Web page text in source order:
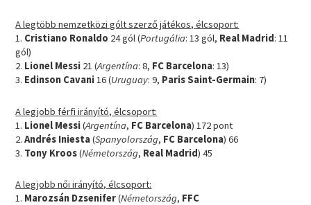
A legtöbb nemzetközi gólt szerző játékos, élcsoport:
1. Cristiano Ronaldo 24 gól (Portugália: 13 gól, Real Madrid: 11
gól)
2. Lionel Messi 21 (Argentína: 8, FC Barcelona: 13)
3. Edinson Cavani16 (Uruguay: 9, Paris Saint-Germain: 7)
A legjobb férfi irányító, élcsoport:
1. Lionel Messi(Argentína, FC Barcelona) 172 pont
2.Andrés Iniesta(Spanyolország, FC Barcelona) 66
3. Tony Kroos(Németország, Real Madrid) 45
A legjobb női irányító, élcsoport:
1. Marozsán Dzsenifer(Németország, FFC